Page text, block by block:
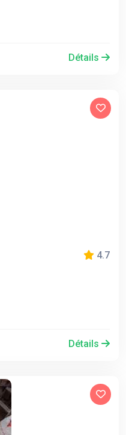
Détails
4.7
Détails